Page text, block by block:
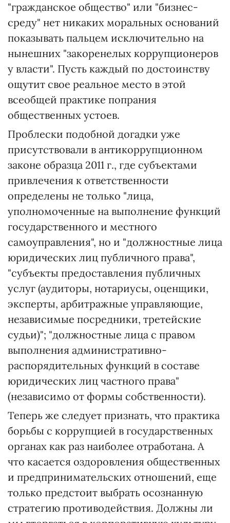
"гражданское общество" или "бизнес-
среду" нет никаких моральных оснований
показывать пальцем исключительно на
нынешних "закоренелых коррупционеров
у власти". Пусть каждый по достоинству
ощутит свое реальное место в этой
всеобщей практике попрания
общественных устоев.
Проблески подобной догадки уже
присутствовали в антикоррупционном
законе образца 2011 г., где субъектами
привлечения к ответственности
определены не только "лица,
уполномоченные на выполнение функций
государственного и местного
самоуправления", но и "должностные лица
юридических лиц публичного права",
"субъекты предоставления публичных
услуг (аудиторы, нотариусы, оценщики,
эксперты, арбитражные управляющие,
независимые посредники, третейские
судьи)"; "должностные лица с правом
выполнения административно-
распорядительных функций в составе
юридических лиц частного права"
(независимо от формы собственности).
Теперь же следует признать, что практика
борьбы с коррупцией в государственных
органах как раз наиболее отработана. А
что касается оздоровления общественных
и предпринимательских отношений, еще
только предстоит выбрать осознанную
стратегию противодействия. Должны ли